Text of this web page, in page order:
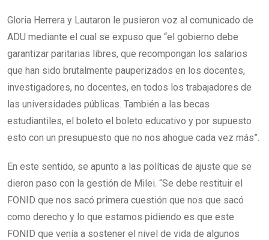
Gloria Herrera y Lautaron le pusieron voz al comunicado de
ADU mediante el cual se expuso que “el gobierno debe
garantizar paritarias libres, que recompongan los salarios
que han sido brutalmente pauperizados en los docentes,
investigadores, no docentes, en todos los trabajadores de
las universidades públicas. También a las becas
estudiantiles, el boleto el boleto educativo y por supuesto
esto con un presupuesto que no nos ahogue cada vez más”.
En este sentido, se apunto a las políticas de ajuste que se
dieron paso con la gestión de Milei. “Se debe restituir el
FONID que nos sacó primera cuestión que nos que sacó
como derecho y lo que estamos pidiendo es que este
FONID que venía a sostener el nivel de vida de algunos